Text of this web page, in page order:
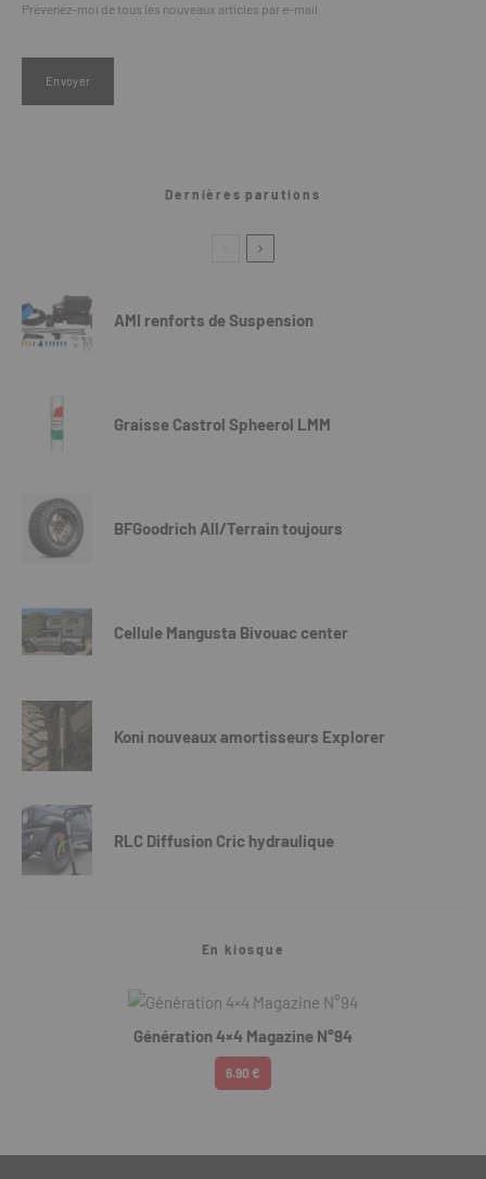
Prévenez-moi de tous les nouveaux articles par e-mail.
Dernières parutions
AMI renforts de Suspension
Graisse Castrol Spheerol LMM
BFGoodrich All/Terrain toujours
Cellule Mangusta Bivouac center
Koni nouveaux amortisseurs Explorer
RLC Diffusion Cric hydraulique
En kiosque
Génération 4×4 Magazine N°94
6.90 €